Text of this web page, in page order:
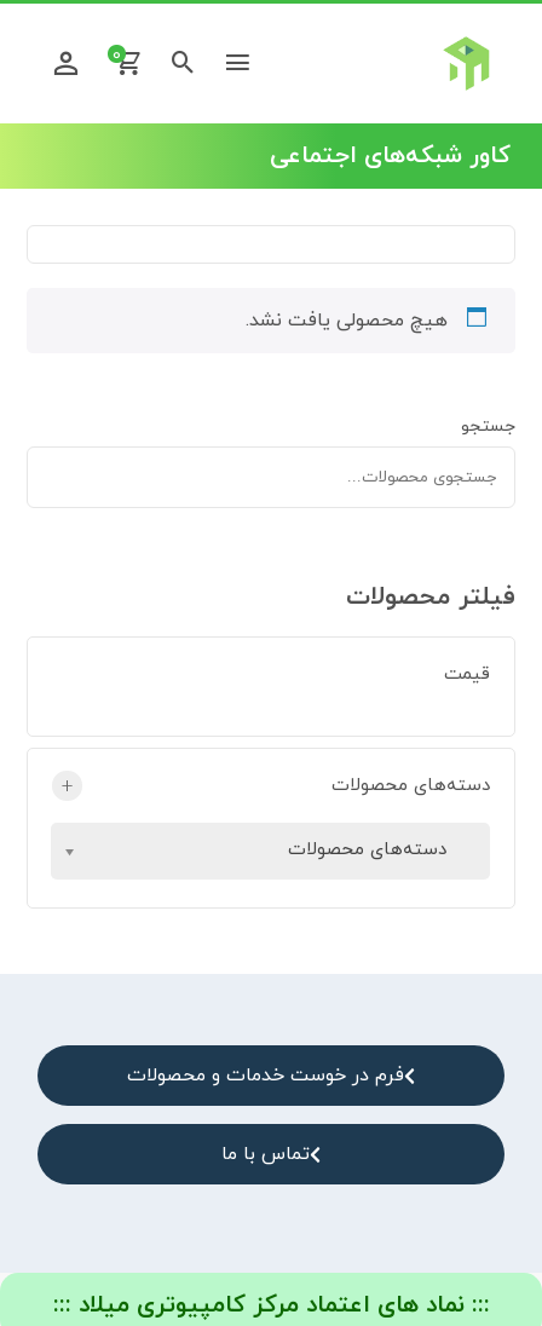
0
کاور شبکه‌های اجتماعی
هیچ محصولی یافت نشد.
جستجو
فیلتر محصولات
قیمت
دسته‌های محصولات +
دسته‌های محصولات
فرم در خوست خدمات و محصولات
تماس با ما
::: نماد های اعتماد مرکز کامپیوتری میلاد :::